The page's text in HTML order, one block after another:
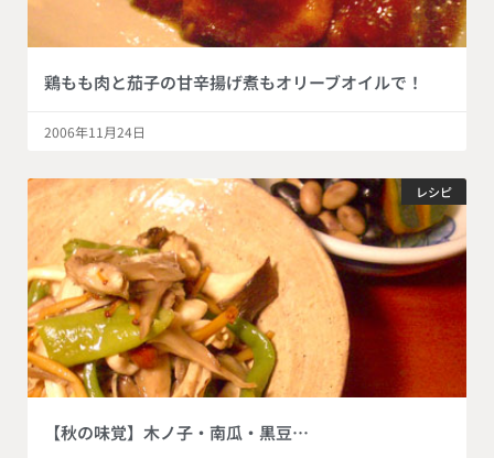
鶏もも肉と茄子の甘辛揚げ煮もオリーブオイルで！
2006年11月24日
レシピ
【秋の味覚】木ノ子・南瓜・黒豆…